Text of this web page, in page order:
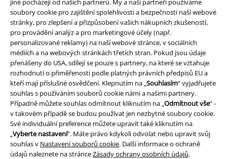
jiné pocházejí od našich partnerů. My a naši partneři používáme
soubory cookie pro zajištění spolehlivosti a bezpečnosti naší webové
stránky, pro zlepšení a přizpůsobení vašich nákupních zkušeností,
pro provádění analýz a pro marketingové účely (např.
personalizované reklamy) na naší webové stránce, v sociálních
médiích a na webových stránkách třetích stran. Pokud jsou údaje
přenášeny do USA, sdílejí se pouze s partnery, na které se vztahuje
rozhodnutí o přiměřenosti podle platných právních předpisů EU a
kteří mají příslušné osvědčení. Klepnutím na „Souhlasím“ vyjadřujete
souhlas s používáním souborů cookie námi a našimi partnery.
Případně můžete souhlas odmítnout kliknutím na „Odmítnout vše“ -
v takovém případě se budou používat jen nezbytné soubory cookie.
Své individuální preference můžete upravit také kliknutím na
„Vyberte nastavení“. Máte právo kdykoli odvolat nebo upravit svůj
souhlas v Nastavení souborů cookie. Další informace o ochraně
údajů naleznete na stránceZásady ochrany osobních údajů.
Prohlášení
Ochrana osobních údajů
Likvidace odpadu a ochrana životního prostředí
Prohlášení o shodě
Informace o přístupnosti
Nastavení souborů cookie
Odstoupení od smlouvy